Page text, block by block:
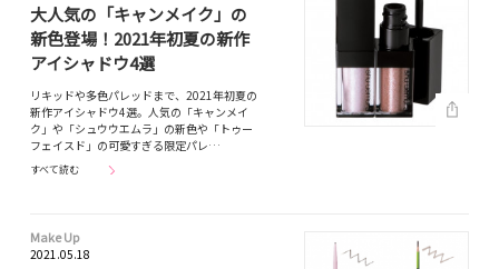
大人気の「キャンメイク」の
新色登場！2021年初夏の新作
アイシャドウ4選
リキッドや多色パレッドまで、2021年初夏の
新作アイシャドウ4選。人気の「キャンメイ
ク」や「シュウウエムラ」の新色や「トゥー
フェイスド」の可愛すぎる限定パレ…
すべて読む
Make Up
2021.05.18